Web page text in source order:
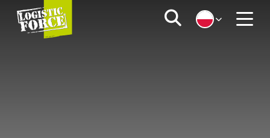
Logistic
Force
|
Zoeken